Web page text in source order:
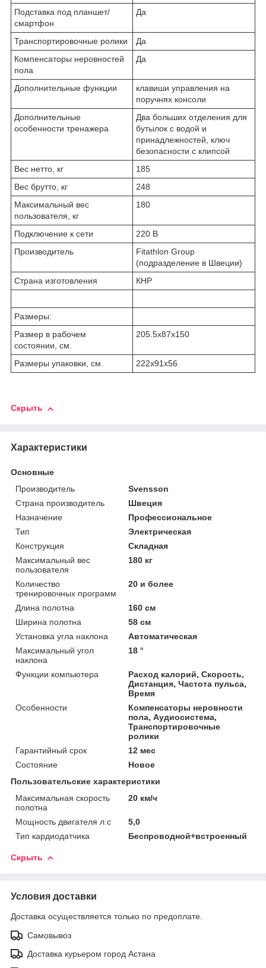
Подставка под планшет/
смартфон
Да
Транспортировочные ролики
Да
Компенсаторы неровностей
пола
Да
Дополнительные функции
клавиши управления на
поручнях консоли
Дополнительные
особенности тренажера
Два больших отделения для
бутылок с водой и
принадлежностей, ключ
безопасности с клипсой
Вес нетто, кг
185
Вес брутто, кг
248
Максимальный вес
пользователя, кг
180
Подключение к сети
220 В
Производитель
Fitathlon Group
(подразделение в Швеции)
Страна изготовления
КНР
Размеры:
Размер в рабочем
состоянии, см.
205.5х87x150
Размеры упаковки, см. 222х91x56
Скрыть
Характеристики
Основные
Производитель
Svensson
Страна производитель
Швеция
Назначение
Профессиональное
Тип
Электрическая
Конструкция
Складная
Максимальный вес
пользователя
180 кг
Количество
тренировочных программ
20 и более
Длина полотна
160 см
Ширина полотна
58 см
Установка угла наклона
Автоматическая
Максимальный угол
наклона
18 °
Функции компьютера
Расход калорий, Скорость,
Дистанция, Частота пульса,
Время
Особенности
Компенсаторы неровности
пола, Аудиосистема,
Транспортировочные
ролики
Гарантийный срок
12 мес
Состояние
Новое
Пользовательские характеристики
Максимальная скорость
полотна
20 км/ч
Мощность двигателя л.с
5,0
Тип кардиодатчика
Беспроводной+встроенный
Скрыть
Условия доставки
Доставка осуществляется только по предоплате.
Самовывоз
Доставка курьером город Астана